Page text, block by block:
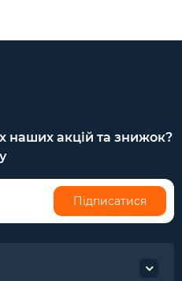
наших акцій та знижок?
Підписатися